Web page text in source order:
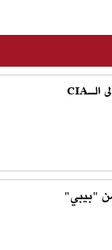
رسالة من الاستخبارات التركية إلى الـCIA
"بيبي"